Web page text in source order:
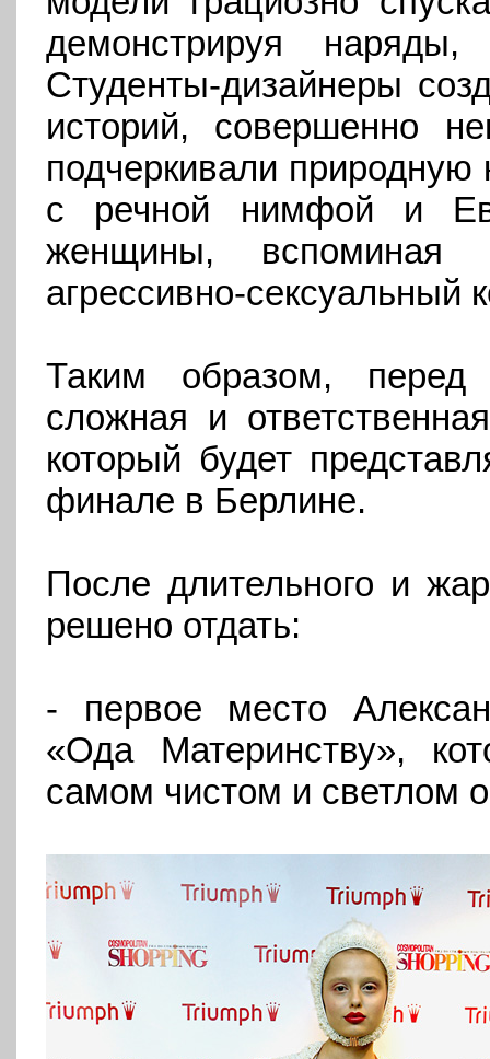
демонстрируя
Студенты-дизайнеры
историй, совершенно
подчеркивали
с речной нимфой и
женщины,
агрессивно-
Таким образом, перед
сложная и
который будет
финале в Берлине.
После длительного и
решено отдать:
- первое место
«Ода Материнству»,
самом чистом и светлом